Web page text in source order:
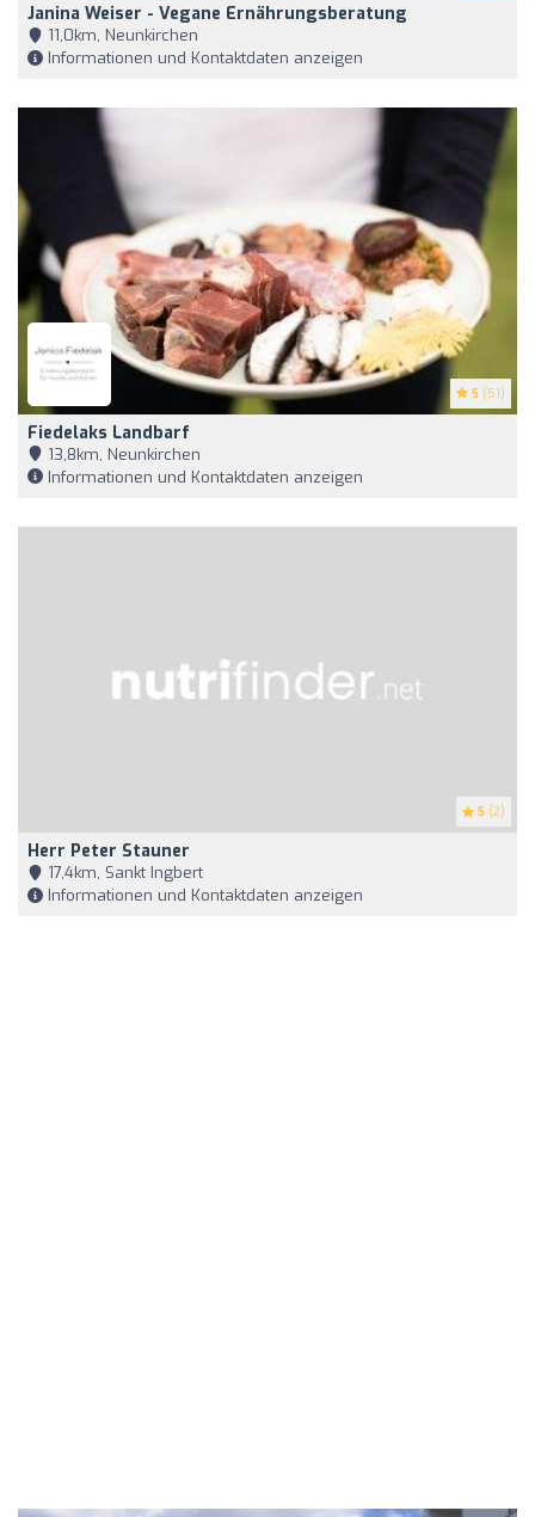
Janina Weiser - Vegane Ernährungsberatung
11,0km, Neunkirchen
Informationen und Kontaktdaten anzeigen
5 (51)
Fiedelaks Landbarf
13,8km, Neunkirchen
Informationen und Kontaktdaten anzeigen
5 (2)
Herr Peter Stauner
17,4km, Sankt Ingbert
Informationen und Kontaktdaten anzeigen